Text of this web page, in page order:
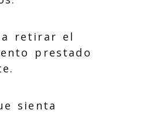
a retirar el
prestado
sienta